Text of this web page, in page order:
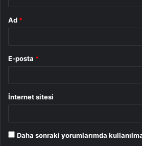
Ad *
E-posta *
İnternet sitesi
Daha sonraki yorumlarımda